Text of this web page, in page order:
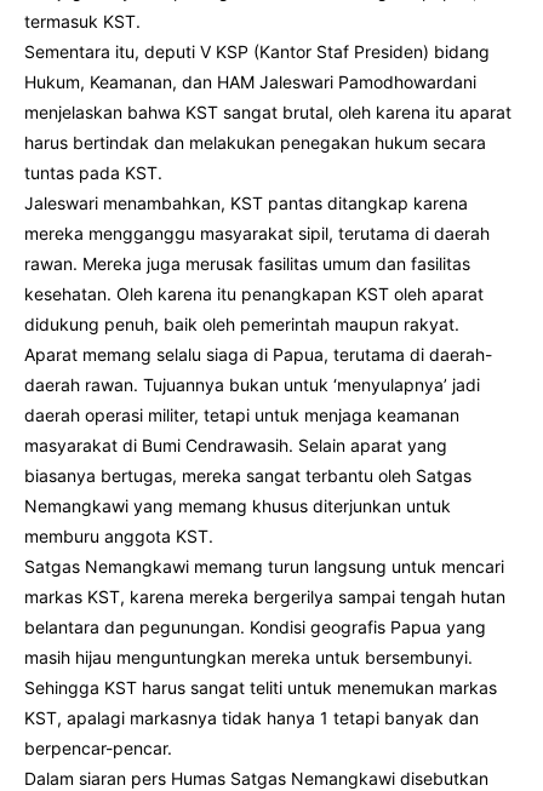
termasuk KST.
Sementara itu, deputi V KSP (Kantor Staf Presiden) bidang
Hukum, Keamanan, dan HAM Jaleswari Pamodhowardani
menjelaskan bahwa KST sangat brutal, oleh karena itu aparat
harus bertindak dan melakukan penegakan hukum secara
tuntas pada KST.
Jaleswari menambahkan, KST pantas ditangkap karena
mereka mengganggu masyarakat sipil, terutama di daerah
rawan. Mereka juga merusak fasilitas umum dan fasilitas
kesehatan. Oleh karena itu penangkapan KST oleh aparat
didukung penuh, baik oleh pemerintah maupun rakyat.
Aparat memang selalu siaga di Papua, terutama di daerah-
daerah rawan. Tujuannya bukan untuk ‘menyulapnya’ jadi
daerah operasi militer, tetapi untuk menjaga keamanan
masyarakat di Bumi Cendrawasih. Selain aparat yang
biasanya bertugas, mereka sangat terbantu oleh Satgas
Nemangkawi yang memang khusus diterjunkan untuk
memburu anggota KST.
Satgas Nemangkawi memang turun langsung untuk mencari
markas KST, karena mereka bergerilya sampai tengah hutan
belantara dan pegunungan. Kondisi geografis Papua yang
masih hijau menguntungkan mereka untuk bersembunyi.
Sehingga KST harus sangat teliti untuk menemukan markas
KST, apalagi markasnya tidak hanya 1 tetapi banyak dan
berpencar-pencar.
Dalam siaran pers Humas Satgas Nemangkawi disebutkan